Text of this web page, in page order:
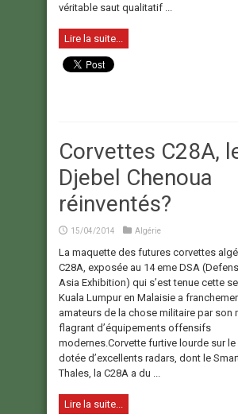
véritable saut qualitatif ...
Lire la suite...
Corvettes C28A,
Djebel Chenoua
réinventés?
15/04/2014 Algérie
La maquette des futures corvettes
C28A, exposée au 14 eme DSA
Asia Exhibition) qui s’est tenue cette
Kuala Lumpur en Malaisie a
amateurs de la chose militaire par son
flagrant d’équipements offensifs
modernes.Corvette furtive lourde sur le
dotée d’excellents radars, dont le
Thales, la C28A a du ...
Lire la suite...